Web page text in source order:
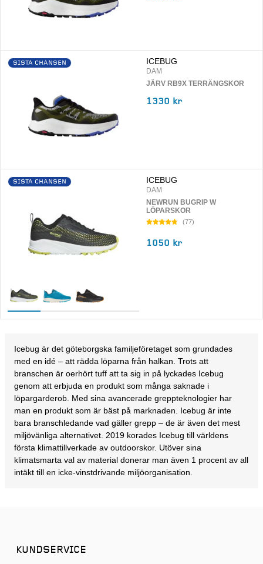
SISTA CHANSEN ICEBUG
DAM
JÄRV RB9X TERRÄNGSKOR
1330 kr
SISTA CHANSEN ICEBUG
DAM
NEWRUN BUGRIP W
LÖPARSKOR
(77)
1050 kr
Icebug är det göteborgska familjeföretaget som grundades
med en idé – att rädda löparna från halkan. Trots att
branschen är oerhört tuff att ta sig in på lyckades Icebug
genom att erbjuda en produkt som många saknade i
löpargarderob. Med sina avancerade greppteknologier har
man en produkt som är bäst på marknaden. Icebug är inte
bara branschledande vad gäller grepp – de är även det mest
miljövänliga alternativet. 2019 korades Icebug till världens
första klimattillverkade av outdoorskor. Utöver sina
klimatsmarta val av material donerar man även 1 procent av all
intäkt till en icke-vinstdrivande miljöorganisation.
KUNDSERVICE